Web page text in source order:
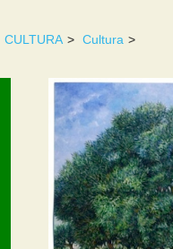
CULTURA > Cultura >